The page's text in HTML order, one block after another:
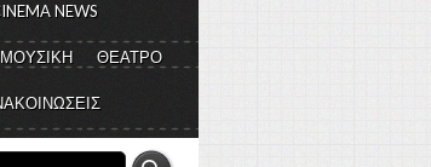
NEWS
ΜΟΥΣΙΚΗ ΘΕΑΤΡΟ